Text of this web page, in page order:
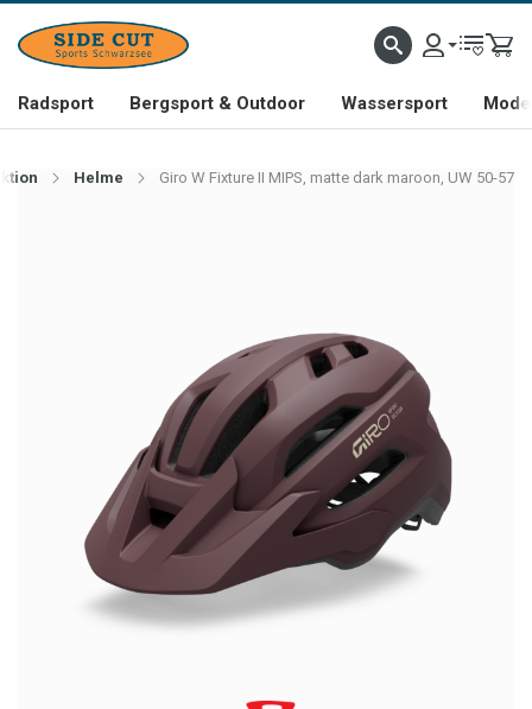
Radsport Bergsport & Outdoor Wassersport
Helme Giro W Fixture II MIPS, matte dark maroon, UW 50-57